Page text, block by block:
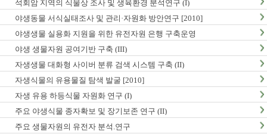
석회암 지역의 식물상 조사 및 생육환경 분석연구 (I)
야생동물 서식실태조사 및 관리·자원화 방안연구 [2010]
야생생물 실용화 지원을 위한 유전자원 은행 구축운영
야생 생물자원 공여기반 구축 (III)
자생생물 대화형 사이버 분류 검색 시스템 구축 (II)
자생식물의 유용물질 탐색 발굴 [2010]
자생 유용 하등식물 자원화 연구 (I)
주요 야생식물 종자확보 및 장기보존 연구 (II)
주요 생물자원의 유전자 분석.연구